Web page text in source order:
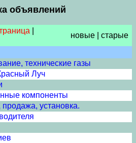
объявлений
новые
старые
технические газы
Луч
компоненты
установка.